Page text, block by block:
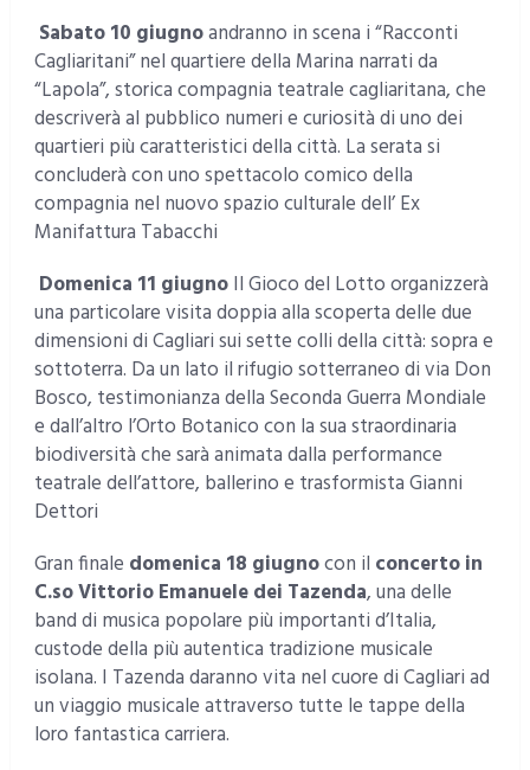
Sabato 10 giugnoandranno in scena i “Racconti
Cagliaritani” nel quartiere della Marina narrati da
“Lapola”, storica compagnia teatrale cagliaritana, che
descriverà al pubblico numeri e curiosità di uno dei
quartieri più caratteristici della città. La serata si
concluderà con uno spettacolo comico della
compagnia nel nuovo spazio culturale dell’ Ex
Manifattura Tabacchi
Domenica 11 giugnoIl Gioco del Lotto organizzerà
una particolare visita doppia alla scoperta delle due
dimensioni di Cagliari sui sette colli della città: sopra e
sottoterra. Da un lato il rifugio sotterraneo di via Don
Bosco, testimonianza della Seconda Guerra Mondiale
e dall’altro l’Orto Botanico con la sua straordinaria
biodiversità che sarà animata dalla performance
teatrale dell’attore, ballerino e trasformista Gianni
Dettori
Gran finale domenica 18 giugnocon il concerto in
C.so Vittorio Emanuele dei Tazenda, una delle
band di musica popolare più importanti d’Italia,
custode della più autentica tradizione musicale
isolana. I Tazenda daranno vita nel cuore di Cagliari ad
un viaggio musicale attraverso tutte le tappe della
loro fantastica carriera.